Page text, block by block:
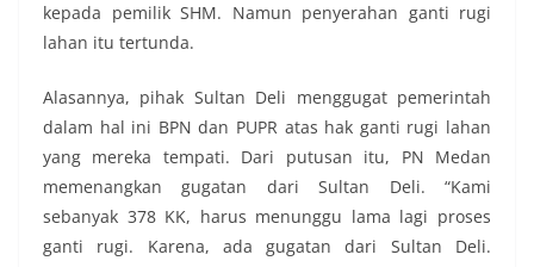
kepada pemilik SHM. Namun penyerahan ganti rugi
lahan itu tertunda.
Alasannya, pihak Sultan Deli menggugat pemerintah
dalam hal ini BPN dan PUPR atas hak ganti rugi lahan
yang mereka tempati. Dari putusan itu, PN Medan
memenangkan gugatan dari Sultan Deli. “Kami
sebanyak 378 KK, harus menunggu lama lagi proses
ganti rugi. Karena, ada gugatan dari Sultan Deli.